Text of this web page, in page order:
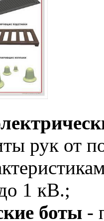
рук от
1 кВ.;
боты -